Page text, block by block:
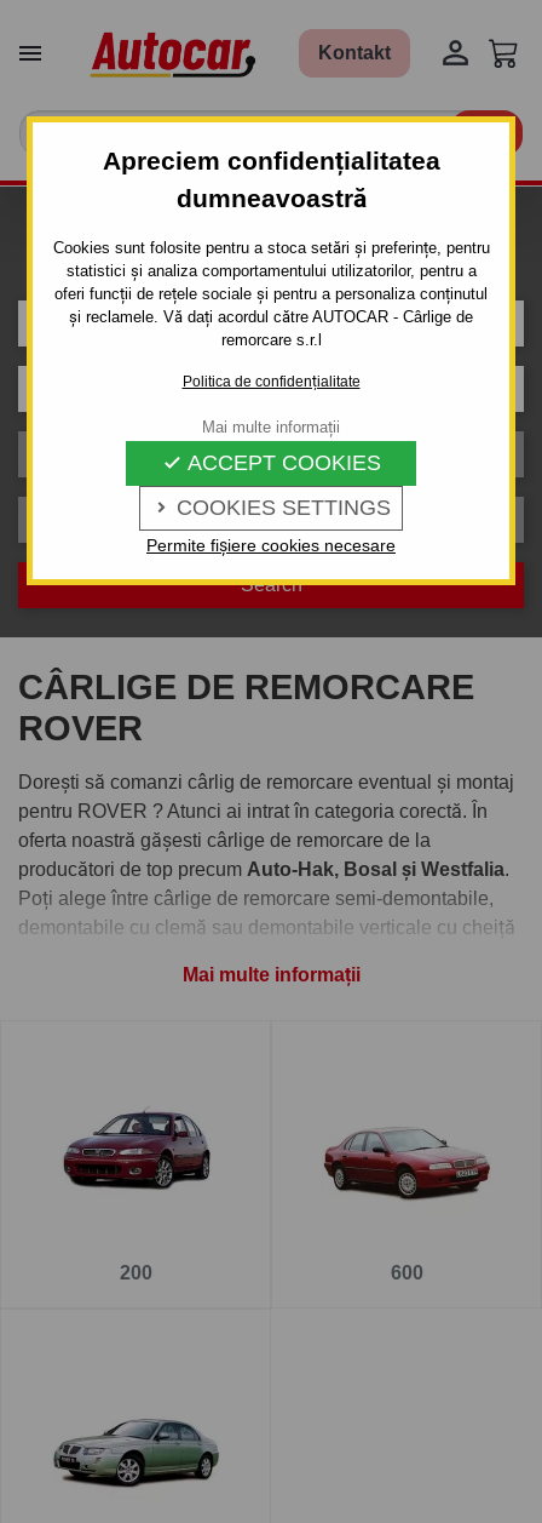
Apreciem confidențialitatea
dumneavoastră
Cookies sunt folosite pentru a stoca setări și preferințe, pentru
statistici și analiza comportamentului utilizatorilor, pentru a
oferi funcții de rețele sociale și pentru a personaliza conținutul
și reclamele. Vă dați acordul către AUTOCAR - Cârlige de
remorcare s.r.l
Politica de confidențialitate
 COOKIES SETTINGS
 ACCEPT COOKIES
Permite fișiere cookies necesare
Mai multe informații
 Kontakt 
mașina
ROVER
An de producție
CÂRLIGE DE REMORCARE
ROVER
Dorești să comanzi cârlig de remorcare eventual și montaj
pentru ROVER ? Atunci ai intrat în categoria corectă. În
oferta noastră gășesti cârlige de remorcare de la
producători de top precum Auto-Hak, Bosal și Westfalia.
Poți alege între cârlige de remorcare semi-demontabile,
demontabile cu clemă sau demontabile verticale cu cheiță
www.carlig.roveți găs cârlige remorcare de calitate și
de încredere pentru ROVER . Toate cârligele de remorcare
au un tratament special de suprafață anticorozivă și sunt
o garanție de 5 ani
alege instalația electrică în funcție de ceea ce ați dori să
Mai multe informații
200 600